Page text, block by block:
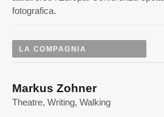
fotografica.
LA COMPAGNIA
Markus Zohner
Theatre, Writing, Walking